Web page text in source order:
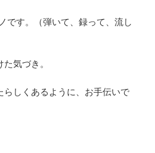
です。（弾いて、録って、流し
気づき。
らしくあるように、お手伝いで